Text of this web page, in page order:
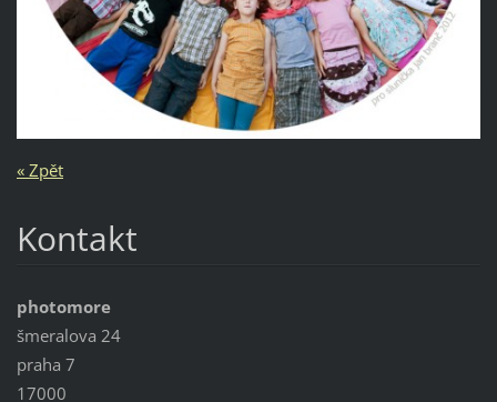
« Zpět
Kontakt
photomore
šmeralova 24
praha 7
17000